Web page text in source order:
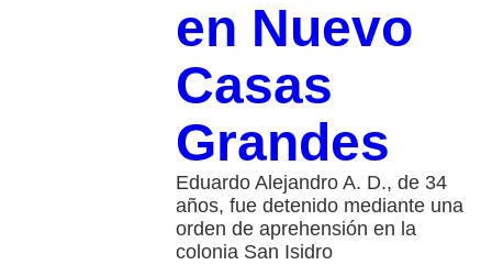
en Nuevo
Casas
Grandes
Eduardo Alejandro A. D., de 34
años, fue detenido mediante una
orden de aprehensión en la
colonia San Isidro